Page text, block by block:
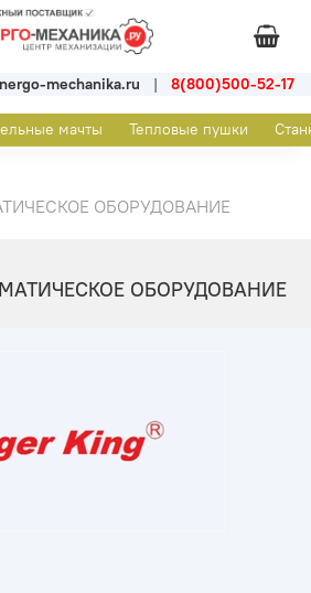
mechanika.ru | 8(800)500-52-17
мачты Тепловые пушки
ОБОРУДОВАНИЕ
ОБОРУДОВАНИЕ